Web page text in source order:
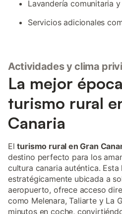
Lavandería comunitaria
Servicios adicionales
Actividades y clima
La mejor
turismo rural
Canaria
Elturismo rural en Gran
destino perfecto para los
cultura canaria auténtica. Esta
estratégicamente ubicada a
aeropuerto, ofrece acceso
como Melenara, Taliarte y La
minutos en coche,